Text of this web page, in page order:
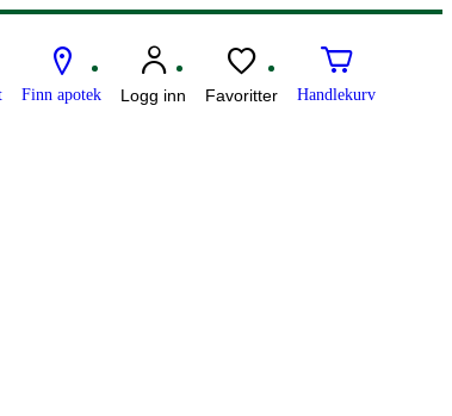
Finn apotek Logg inn Favoritter Handlekurv